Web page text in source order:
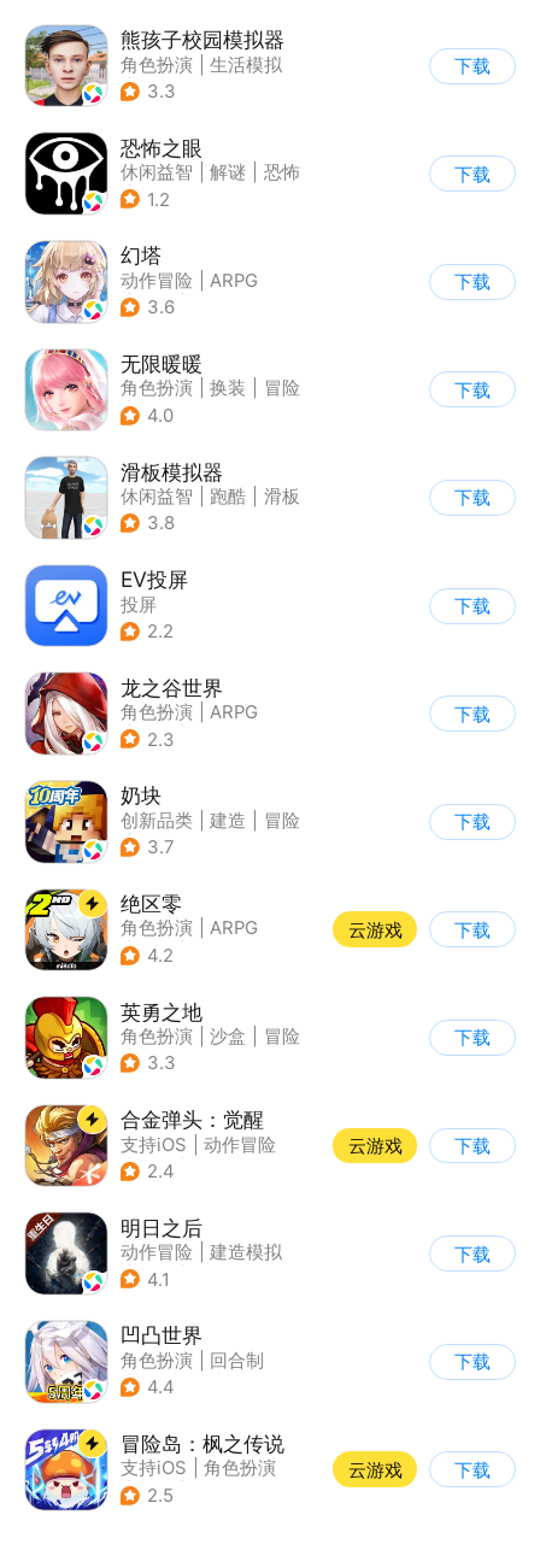
熊孩子校园模拟器
角色扮演
生活模拟
| 写实
3.3
下载
恐怖之眼
休闲益智 解谜
恐怖
| 单机
1.2
下载
幻塔
动作冒险
ARPG
| 奇幻
3.6
下载
无限暖暖
角色扮演 换装
冒险
| 开放世界
4.0
下载
滑板模拟器
休闲益智 跑酷
滑板
| 卡通
3.8
下载
EV投屏
投屏
2.2
下载
龙之谷世界
角色扮演
ARPG
| 奇幻
2.3
下载
奶块
创新品类 建造
冒险
| 开放世界
3.7
下载
绝区零
角色扮演
ARPG
| 冒险
4.2
云游戏 下载
英勇之地
角色扮演 沙盒
冒险
| steam游戏
3.3
下载
合金弹头：觉醒
支持iOS
动作冒险
| 射击
2.4
云游戏 下载
明日之后
动作冒险
建造模拟
| 丧尸
4.1
下载
凹凸世界
角色扮演
回合制
| 动漫改编
4.4
下载
冒险岛：枫之传说
支持iOS
角色扮演
| 放置
2.5
云游戏 下载